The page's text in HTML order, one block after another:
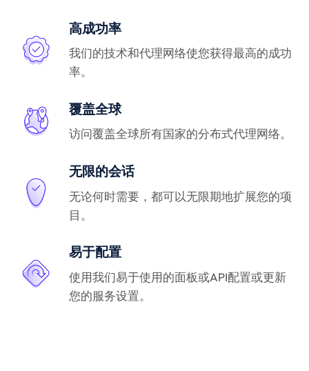
高成功率
我们的技术和代理网络使您获得最高的成功
率。
覆盖全球
访问覆盖全球所有国家的分布式代理网络。
无限的会话
无论何时需要，都可以无限期地扩展您的项
目。
易于配置
使用我们易于使用的面板或API配置或更新
您的服务设置。